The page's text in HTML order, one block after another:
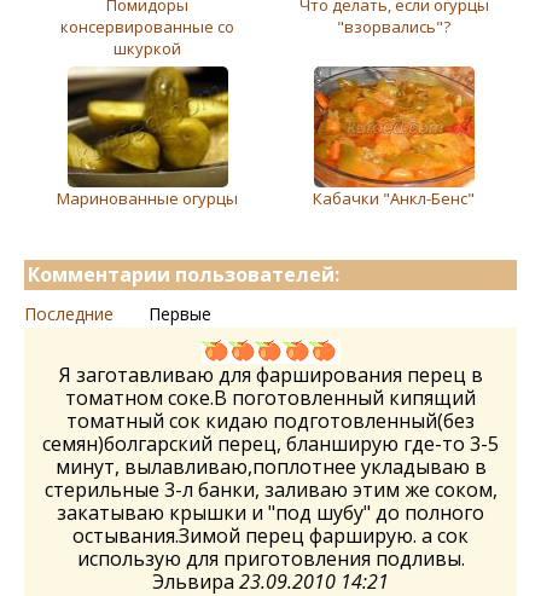
Помидоры
консервированные со
шкуркой
Что делать, если огурцы
"взорвались"?
Маринованные огурцы Кабачки "Анкл-Бенс"
Комментарии пользователей:
Последние Первые
Я заготавливаю для фарширования перец в
томатном соке.В поготовленный кипящий
томатный сок кидаю подготовленный(без
семян)болгарский перец, бланширую где-то 3-5
минут, вылавливаю,поплотнее укладываю в
стерильные 3-л банки, заливаю этим же соком,
закатываю крышки и "под шубу" до полного
остывания.Зимой перец фарширую. а сок
использую для приготовления подливы.
Эльвира 23.09.2010 14:21